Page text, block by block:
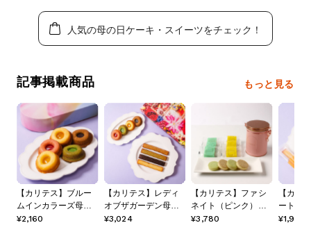
人気の母の日ケーキ・スイーツをチェック！
記事掲載商品 もっと見る
【カリテス】ブルー
ムインカラーズ母の
日2025
¥2,160
【カリテス】レディ
オブザガーデン母の
日2025
¥3,024
【カリテス】ファシ
ネイト（ピンク）母
の日2025
¥3,780
【カリ
ートレ
¥1,944